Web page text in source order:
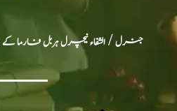
جنرل/ الشفاء نیچرل ہربل فارما کے